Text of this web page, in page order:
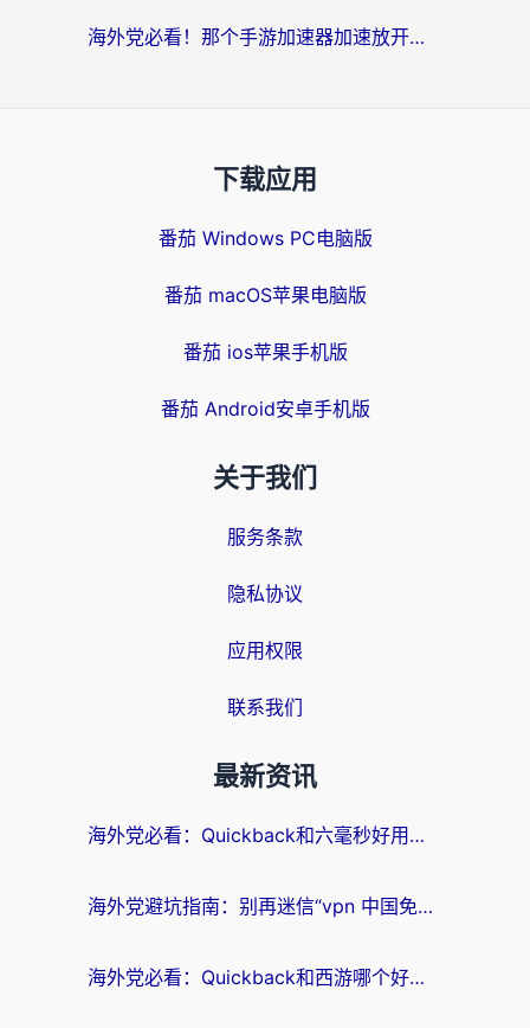
海外党必看！那个手游加速器加速放开那三国3最好？一篇解决国服游戏卡顿难题
下载应用
番茄 Windows PC电脑版
番茄 macOS苹果电脑版
番茄 ios苹果手机版
番茄 Android安卓手机版
关于我们
服务条款
隐私协议
应用权限
联系我们
最新资讯
海外党必看：Quickback和六毫秒好用吗？3步选对回国加速器，无缝刷国内剧玩游戏
海外党避坑指南：别再迷信“vpn 中国免费”，选对回国加速器才能无缝刷国内资源
海外党必看：Quickback和西游哪个好？3个维度教你选对回国加速器